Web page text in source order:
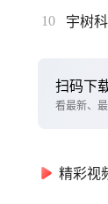
10 宇树
扫码下
看最新、
精彩视